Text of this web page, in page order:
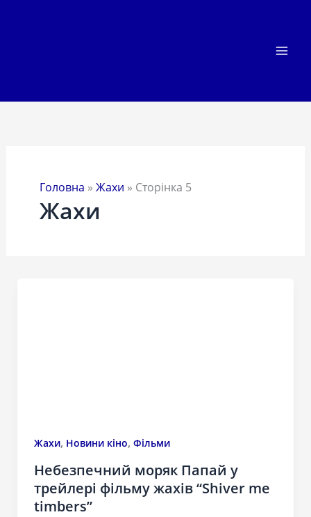
Головна » Жахи » Сторінка 5
Жахи
Жахи, Новини кіно, Фільми
Небезпечний моряк Папай у
трейлері фільму жахів “Shiver me
timbers”